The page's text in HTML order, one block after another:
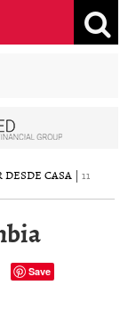
DESDE CASA | 11
Save